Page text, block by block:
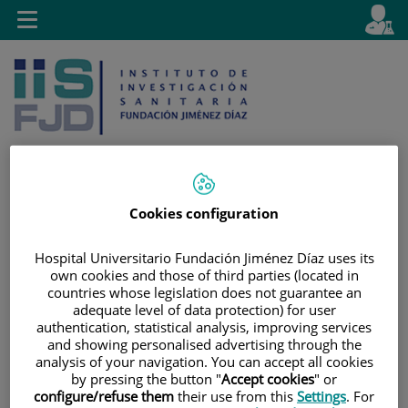
Saltar al contenido
contenido
idioma
activo
es
Toggle
navigation
Cookies configuration
Hospital Universitario Fundación Jiménez Díaz uses its
own cookies and those of third parties (located in
countries whose legislation does not guarantee an
adequate level of data protection) for user
authentication, statistical analysis, improving services
and showing personalised advertising through the
analysis of your navigation. You can accept all cookies
by pressing the button "Accept cookies" or
configure/refuse them their use from this Settings. For